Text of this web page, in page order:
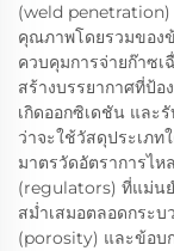
(weld penetration)
คุณภาพโดยรวมของ
ควบคุมการจ่ายก๊าซ
สร้างบรรยากาศที่ป้อ
เกิดออกซิเดชัน และ
ว่าจะใช้วัสดุประเภท
มาตรวัดอัตราการไ
(regulators) ที่แม่น
สม่ำเสมอตลอดกระ
(porosity) และข้อบก